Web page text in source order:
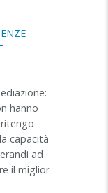
hanno
capacità
ad
il miglior